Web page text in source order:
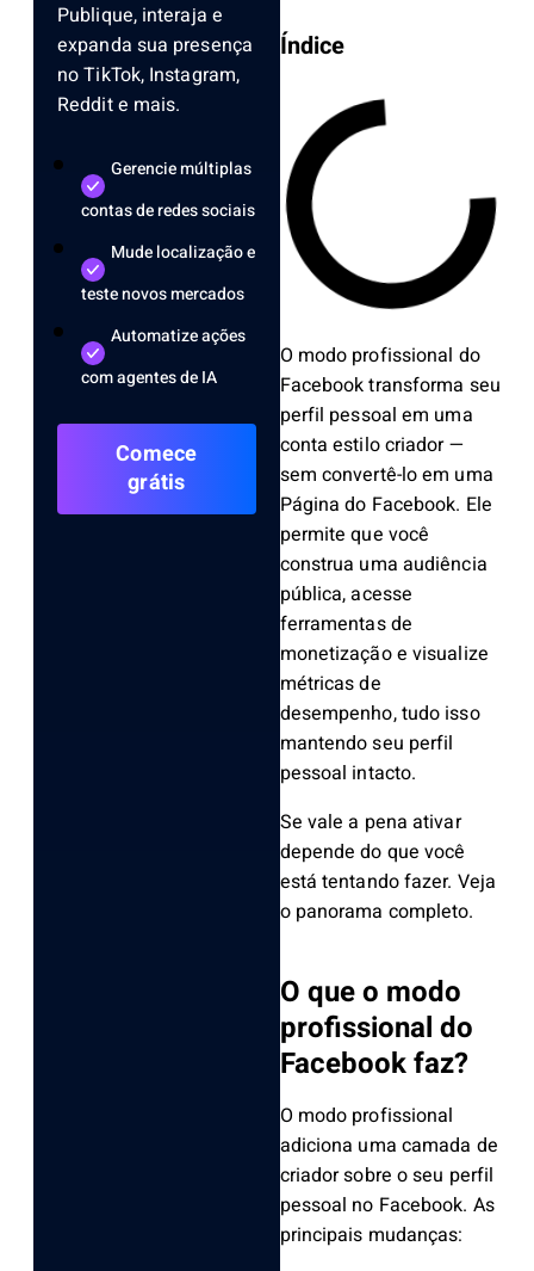
Publique, interaja e
expanda sua presença
no TikTok, Instagram,
Reddit e mais.
Gerencie múltiplas
contas de redes sociais
Mude localização e
teste novos mercados
Automatize ações
com agentes de IA
Comece
grátis
Índice
O modo profissional do
Facebook transforma seu
perfil pessoal em uma
conta estilo criador —
sem convertê-lo em uma
Página do Facebook. Ele
permite que você
construa uma audiência
pública, acesse
ferramentas de
monetização e visualize
métricas de
desempenho, tudo isso
mantendo seu perfil
pessoal intacto.
Se vale a pena ativar
depende do que você
está tentando fazer. Veja
o panorama completo.
O que o modo
profissional do
Facebook faz?
O modo profissional
adiciona uma camada de
criador sobre o seu perfil
pessoal no Facebook. As
principais mudanças: